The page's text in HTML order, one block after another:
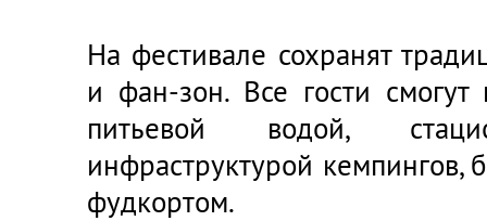
На фестивале сохранят
и фан-зон. Все гости смогут
питьевой водой,
инфраструктурой кемпингов,
фудкортом.